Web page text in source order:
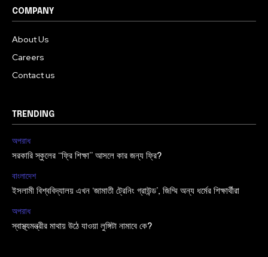
COMPANY
About Us
Careers
Contact us
TRENDING
অপরাধ
সরকারি স্কুলের “ফ্রি শিক্ষা” আসলে কার জন্য ফ্রি?
বাংলাদেশ
ইসলামী বিশ্ববিদ্যালয় এখন ‘জামাতী ট্রেনিং গ্রাউন্ড’, জিম্মি অন্য ধর্মের শিক্ষার্থীরা
অপরাধ
স্বাস্থ্যমন্ত্রীর মাথায় উঠে যাওয়া লুঙ্গিটা নামাবে কে?